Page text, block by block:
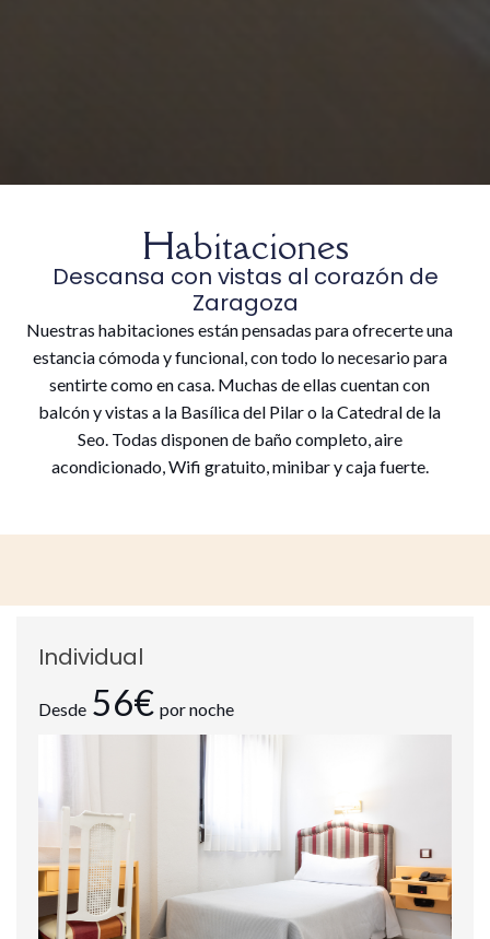
Habitaciones
Descansa con vistas al corazón de
Zaragoza
Nuestras habitaciones están pensadas para ofrecerte una
estancia cómoda y funcional, con todo lo necesario para
sentirte como en casa. Muchas de ellas cuentan con
balcón y vistas a la Basílica del Pilar o la Catedral de la
Seo. Todas disponen de baño completo, aire
acondicionado, Wifi gratuito, minibar y caja fuerte.
Individual
Desde 56€ por noche